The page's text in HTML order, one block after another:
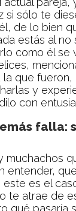
si sólo te
de lo bien
estás al
como él se
la que fueron,
y
con
falla:
muchachos
entender,
este es el
te atrae de
qué pasaría